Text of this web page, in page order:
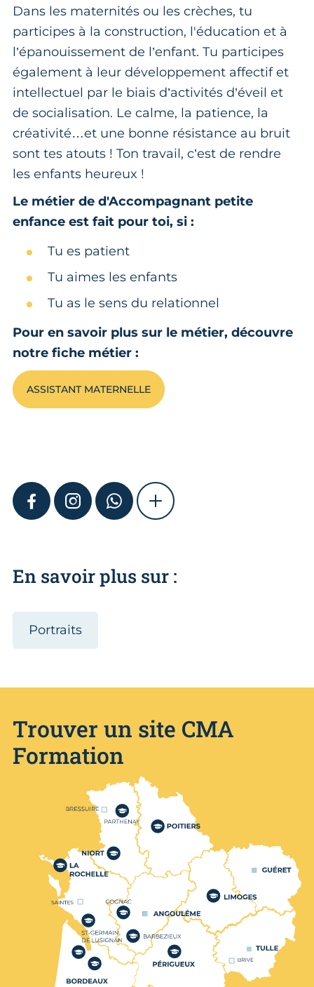
Dans les maternités ou les crèches, tu
participes à la construction, l'éducation et à
l’épanouissement de l’enfant. Tu participes
également à leur développement affectif et
intellectuel par le biais d’activités d’éveil et
de socialisation. Le calme, la patience, la
créativité…et une bonne résistance au bruit
sont tes atouts ! Ton travail, c’est de rendre
les enfants heureux !
Le métier de d'Accompagnant petite
enfance est fait pour toi, si :
Tu es patient
Tu aimes les enfants
Tu as le sens du relationnel
Pour en savoir plus sur le métier, découvre
notre fiche métier :
ASSISTANT MATERNELLE
FACEBOOKINSTAGRAMWHATSAPPSHOW MORE
En savoir plus sur :
Portraits
Trouver un site CMA
Formation
Nos centres de formation